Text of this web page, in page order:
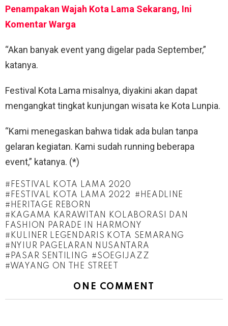
Penampakan Wajah Kota Lama Sekarang, Ini
Komentar Warga
“Akan banyak event yang digelar pada September,”
katanya.
Festival Kota Lama misalnya, diyakini akan dapat
mengangkat tingkat kunjungan wisata ke Kota Lunpia.
“Kami menegaskan bahwa tidak ada bulan tanpa
gelaran kegiatan. Kami sudah running beberapa
event,” katanya. (*)
FESTIVAL KOTA LAMA 2020
FESTIVAL KOTA LAMA 2022
HEADLINE
HERITAGE REBORN
KAGAMA KARAWITAN KOLABORASI DAN
FASHION PARADE IN HARMONY
KULINER LEGENDARIS KOTA SEMARANG
NYIUR PAGELARAN NUSANTARA
PASAR SENTILING
SOEGIJAZZ
WAYANG ON THE STREET
ONE COMMENT